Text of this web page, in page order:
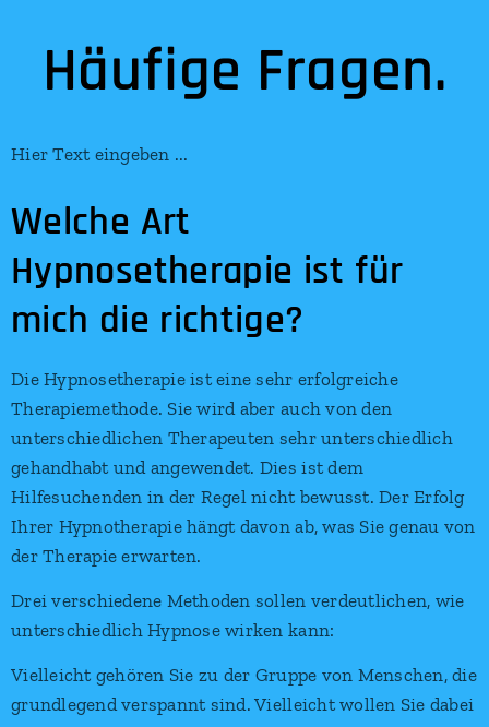
Häufige Fragen.
Hier Text eingeben ...
Welche Art
Hypnosetherapie ist für
mich die richtige?
Die Hypnosetherapie ist eine sehr erfolgreiche
Therapiemethode. Sie wird aber auch von den
unterschiedlichen Therapeuten sehr unterschiedlich
gehandhabt und angewendet. Dies ist dem
Hilfesuchenden in der Regel nicht bewusst. Der Erfolg
Ihrer Hypnotherapie hängt davon ab, was Sie genau von
der Therapie erwarten.
Drei verschiedene Methoden sollen verdeutlichen, wie
unterschiedlich Hypnose wirken kann:
Vielleicht gehören Sie zu der Gruppe von Menschen, die
grundlegend verspannt sind. Vielleicht wollen Sie dabei